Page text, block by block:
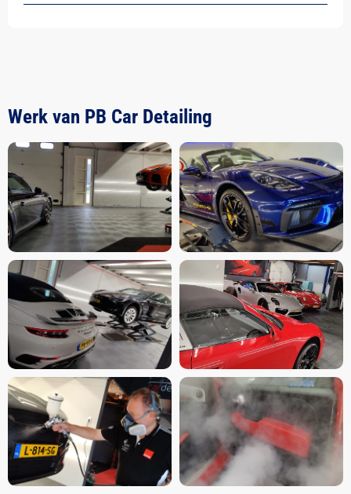
Werk van PB Car Detailing